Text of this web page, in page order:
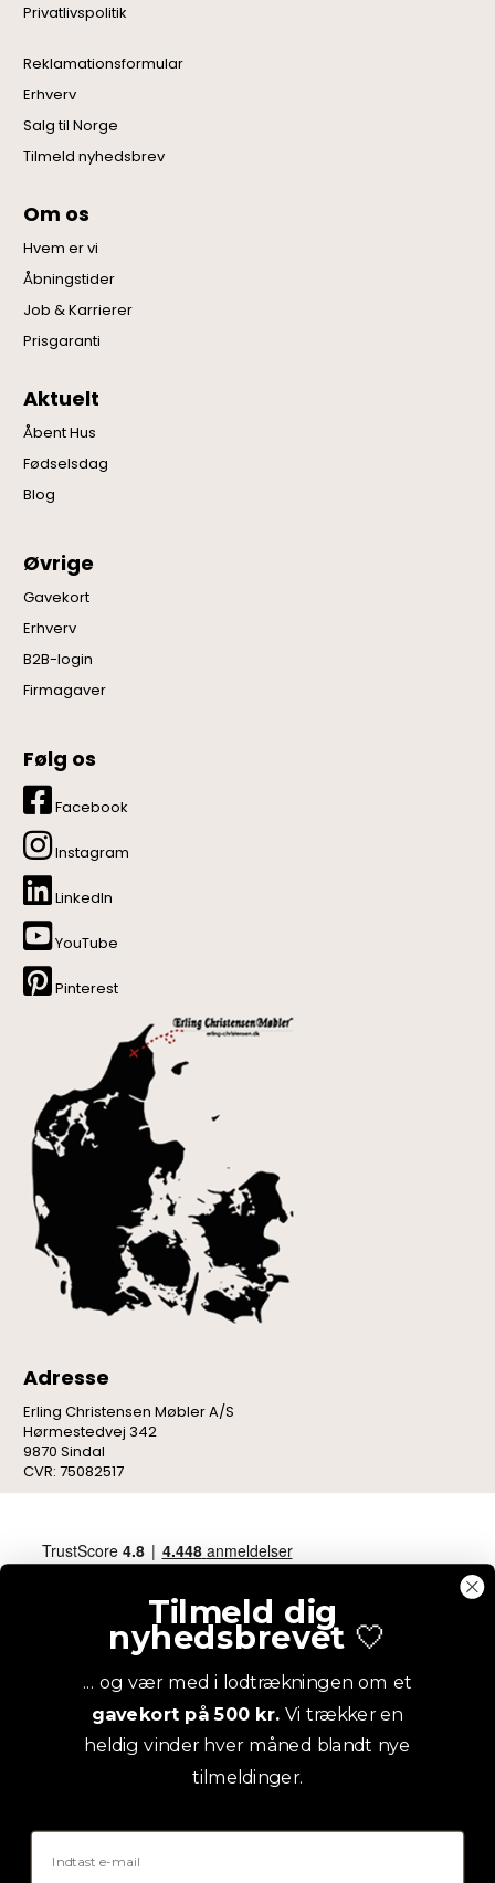
Privatlivspolitik
Reklamationsformular
Erhverv
Salg til Norge
Tilmeld nyhedsbrev
Om os
Hvem er vi
Åbningstider
Job & Karrierer
Prisgaranti
Aktuelt
Åbent Hus
Fødselsdag
Blog
Øvrige
Gavekort
Erhverv
B2B-login
Firmagaver
Følg os
Facebook
Instagram
LinkedIn
YouTube
Pinterest
Adresse
Erling Christensen Møbler A/S
Hørmestedvej 342
9870 Sindal
CVR: 75082517
Tilmeld dig
nyhedsbrevet 🤍
... og vær med i lodtrækningen om et
gavekort på 500 kr. Vi trækker en
heldig vinder hver måned blandt nye
tilmeldinger.
Email